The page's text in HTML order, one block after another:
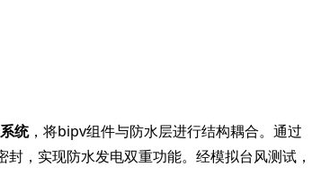
统，将bipv组件与防水层进行结构耦合。通过
，实现防水发电双重功能。经模拟台风测试，